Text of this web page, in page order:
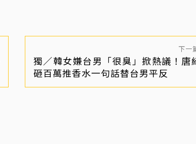
下一
獨／韓女嫌台男「很臭」掀熱議！唐
砸百萬推香水一句話替台男平反